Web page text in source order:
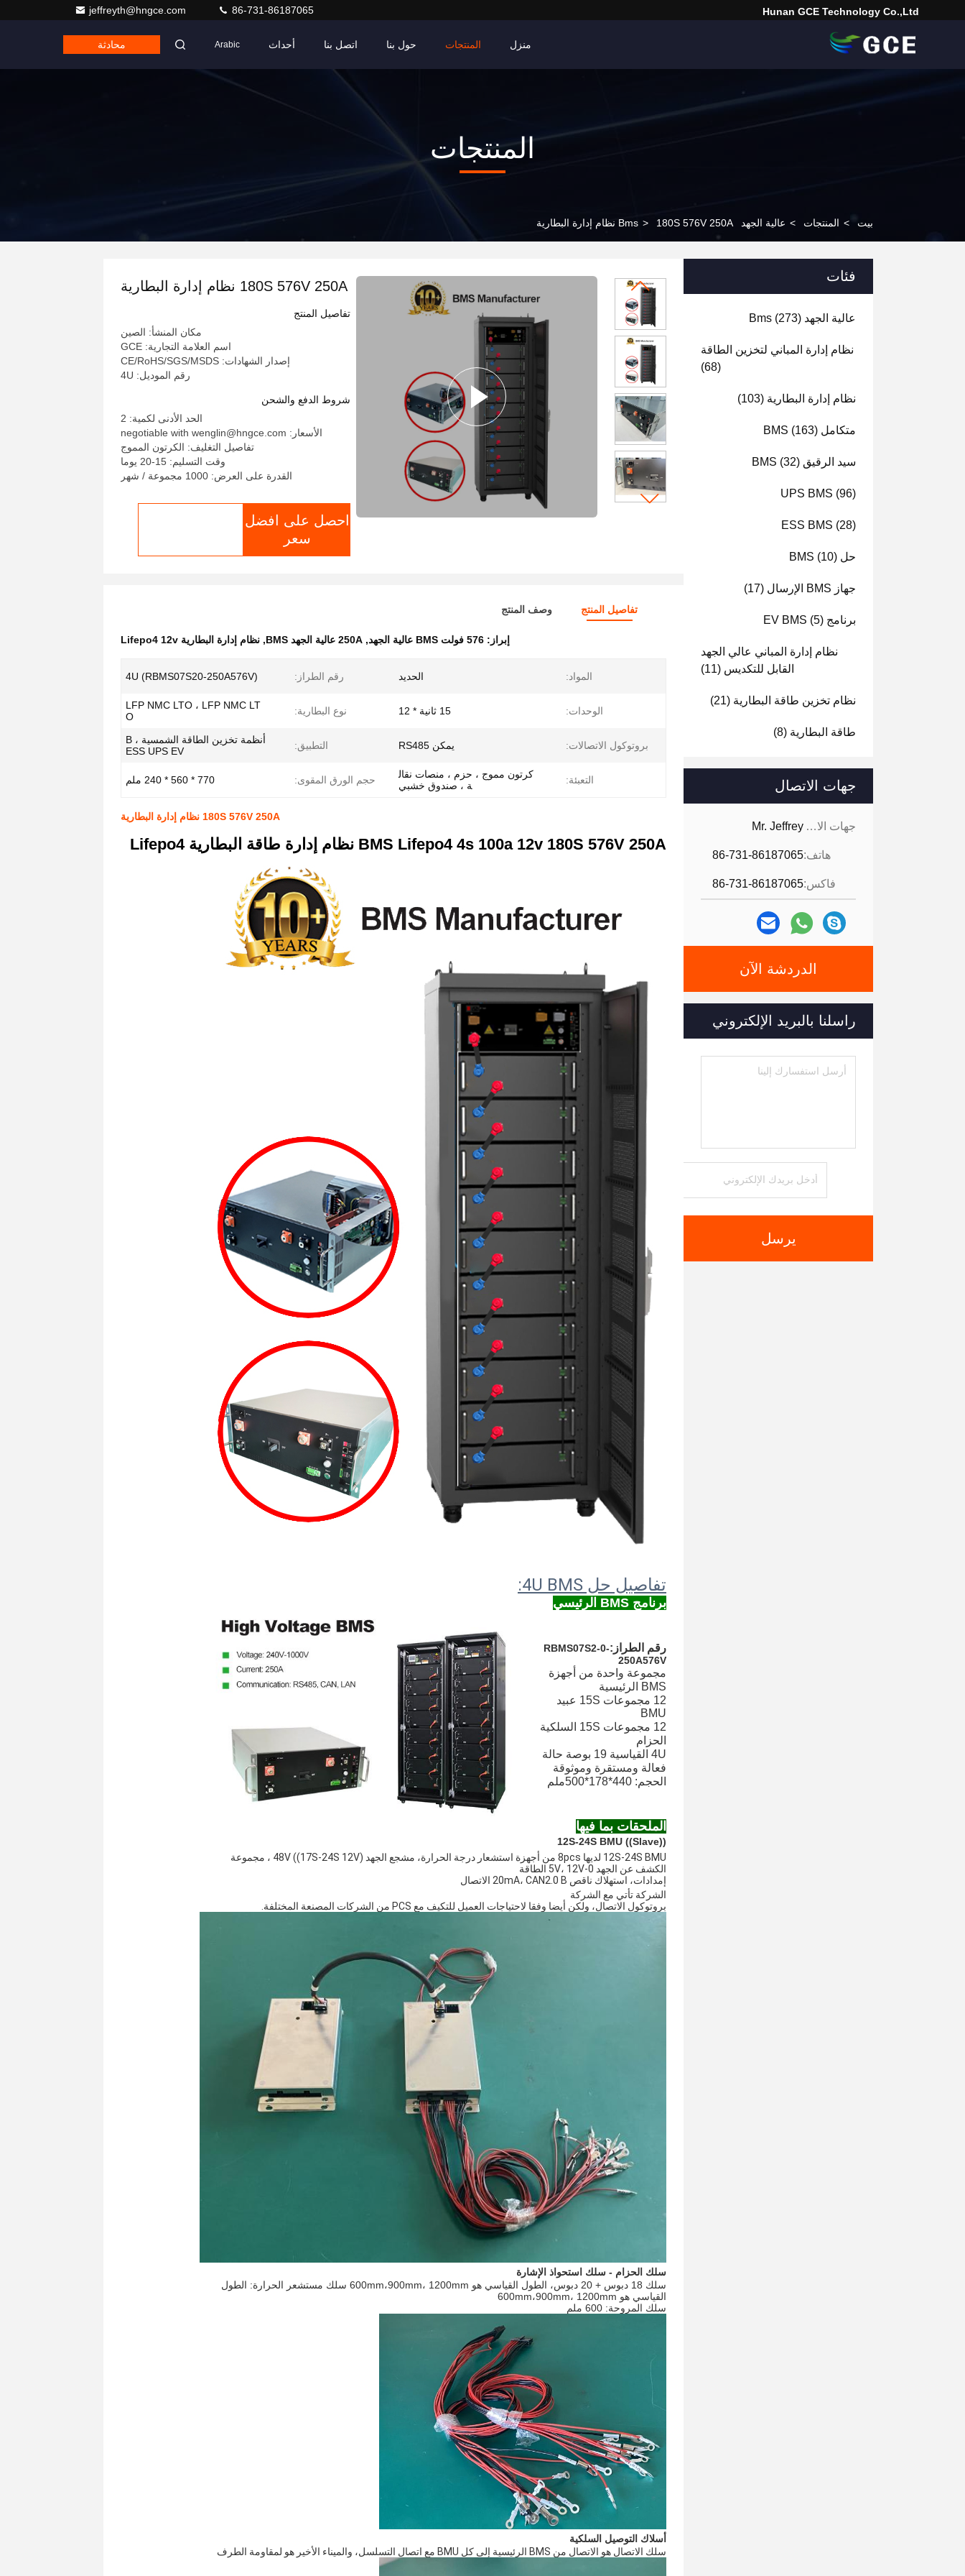
Hunan GCE Technology Co.,Ltd
jeffreyth@hngce.com 86-731-86187065
منزل المنتجات حول بنا اتصل بنا أحداث Arabic محادثة
المنتجات
بيت > المنتجات > عالية الجهد Bms > 180S 576V 250A نظام إدارة البطارية
فئات
عالية الجهد Bms (273)
نظام إدارة المباني لتخزين الطاقة
(68)
نظام إدارة البطارية (103)
متكامل BMS (163)
سيد الرقيق BMS (32)
UPS BMS (96)
ESS BMS (28)
حل BMS (10)
جهاز BMS الإرسال (17)
برنامج EV BMS (5)
نظام إدارة المباني عالي الجهد
القابل للتكديس (11)
نظام تخزين طاقة البطارية (21)
طاقة البطارية (8)
جهات الاتصال
جهات الاتصال: Mr. Jeffrey
هاتف:86-731-86187065
فاكس:86-731-86187065
الدردشة الآن
راسلنا بالبريد الإلكتروني
يرسل
180S 576V 250A نظام إدارة البطارية
تفاصيل المنتج
مكان المنشأ: الصين
اسم العلامة التجارية: GCE
إصدار الشهادات: CE/RoHS/SGS/MSDS
رقم الموديل: 4U
شروط الدفع والشحن
الحد الأدنى لكمية: 2
الأسعار: negotiable with wenglin@hngce.com
تفاصيل التغليف: الكرتون المموج
وقت التسليم: 15-20 يوما
القدرة على العرض: 1000 مجموعة / شهر
احصل على افضل
سعر
تفاصيل المنتج وصف المنتج
إبراز: 576 فولت BMS عالية الجهد , 250A عالية الجهد BMS , نظام إدارة البطارية Lifepo4 12v
المواد: الحديد رقم الطراز: 4U (RBMS07S20-250A576V)
الوحدات: 15 ثانية * 12 نوع البطارية:
LFP NMC LTO ، LFP NMC LT
O
بروتوكول الاتصالات: يمكن RS485 التطبيق:
أنظمة تخزين الطاقة الشمسية ، B
ESS UPS EV
التعبئة:
كرتون مموج ، حزم ، منصات نقال
ة ، صندوق خشبي
حجم الورق المقوى: 770 * 560 * 240 ملم
180S 576V 250A نظام إدارة البطارية
BMS Lifepo4 4s 100a 12v 180S 576V 250A نظام إدارة طاقة البطارية Lifepo4
تفاصيل حل 4U BMS:
برنامج BMS الرئيسي
رقم الطراز:RBMS07S2-0-
250A576V
مجموعة واحدة من أجهزة
BMS الرئيسية
12 مجموعات 15S عبيد
BMU
12 مجموعات 15S السلكية
الحزام
4U القياسية 19 بوصة حالة
فعالة ومستقرة وموثوقة
الحجم: 440*178*500
ملم
الملحقات بما فيها
12S-24S BMU ((Slave))
الكشف عن الجهد 0-5V، 12V الطاقة
إمدادات، استهلاك ناقص 20mA، CAN2.0 B الاتصال
الشركة تأتي مع الشركة
بروتوكول الاتصال، ولكن أيضا وفقا لاحتياجات العميل للتكيف مع PCS من الشركات المصنعة المختلفة.
سلك الحزام - سلك استحواذ الإشارة
القياسي هو 600mm،900mm، 1200mm
سلك المروحة: 600 ملم
أسلاك التوصيل السلكية
سلك الاتصال هو الاتصال من BMS الرئيسية إلى كل BMU مع اتصال التسلسل، والميناء الأخير هو لمقاومة الطرف